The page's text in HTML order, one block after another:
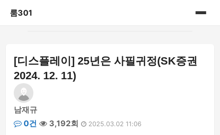
룸301
게시판
[디스플레이] 25년은 사필귀정(SK증권
2024. 12. 11)
남재규
0건
3,192회 2025.03.02 11:06